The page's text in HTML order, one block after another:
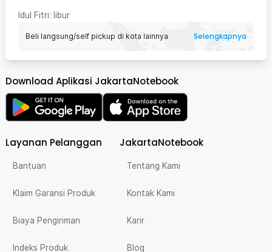
Idul Fitri: libur
Beli langsung/self pickup di kota lainnya Selengkapnya
Download Aplikasi JakartaNotebook
Layanan Pelanggan
Bantuan
Klaim Garansi Produk
Biaya Pengiriman
Indeks Produk
JakartaNotebook
Tentang Kami
Kontak Kami
Karir
Blog